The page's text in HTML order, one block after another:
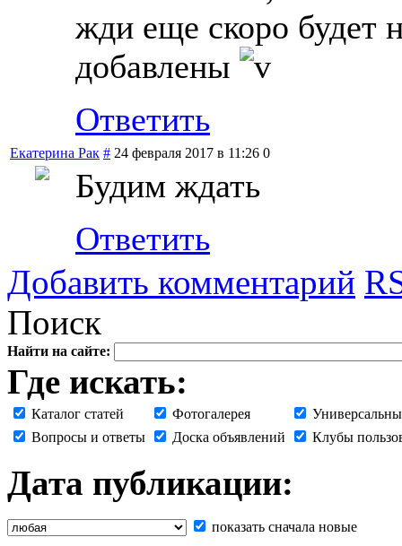
жди еще скоро будет
добавлены
Ответить
Екатерина Рак # 24 февраля 2017 в 11:26 0
Будим ждать
Ответить
Добавить комментарий
Поиск
Найти на сайте:
Где искать:
Каталог статей Фотогалерея
Вопросы и ответы
Доска объявлений Клубы
Дата публикации:
показать сначала новые